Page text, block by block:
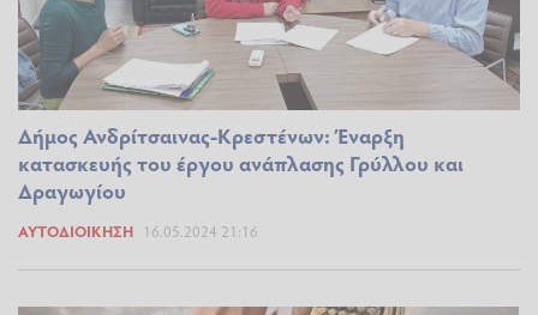
Δήμος Ανδρίτσαινας-Κρεστένων: Έναρξη
κατασκευής του έργου ανάπλασης Γρύλλου και
Δραγωγίου
ΑΥΤΟΔΙΟΊΚΗΣΗ 16.05.2024 21:16